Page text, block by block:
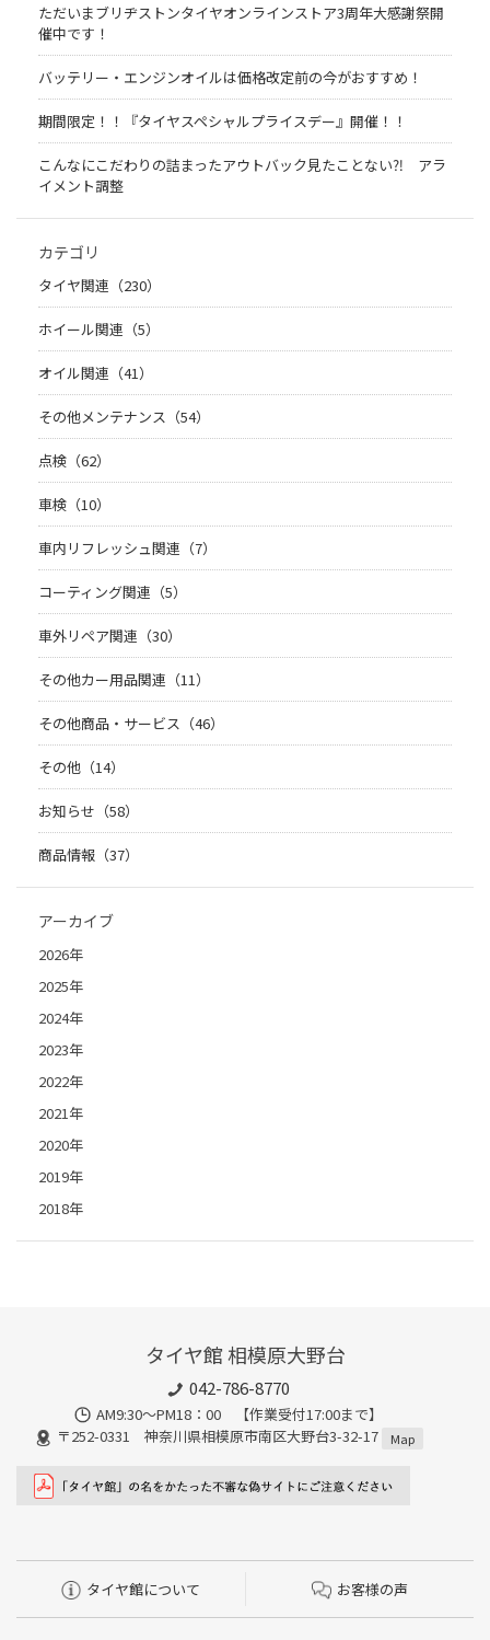
ただいまブリヂストンタイヤオンラインストア3周年大感謝祭開
催中です！
バッテリー・エンジンオイルは価格改定前の今がおすすめ！
期間限定！！『タイヤスペシャルプライスデー』開催！！
こんなにこだわりの詰まったアウトバック見たことない⁈ アラ
イメント調整
カテゴリ
タイヤ関連（230）
ホイール関連（5）
オイル関連（41）
その他メンテナンス（54）
点検（62）
車検（10）
車内リフレッシュ関連（7）
コーティング関連（5）
車外リペア関連（30）
その他カー用品関連（11）
その他商品・サービス（46）
その他（14）
お知らせ（58）
商品情報（37）
アーカイブ
2026年
2025年
2024年
2023年
2022年
2021年
2020年
2019年
2018年
タイヤ館 相模原大野台
042-786-8770
AM9:30～PM18：00 【作業受付17:00まで】
〒252-0331 神奈川県相模原市南区大野台3-32-17
Map
タイヤ館について お客様の声